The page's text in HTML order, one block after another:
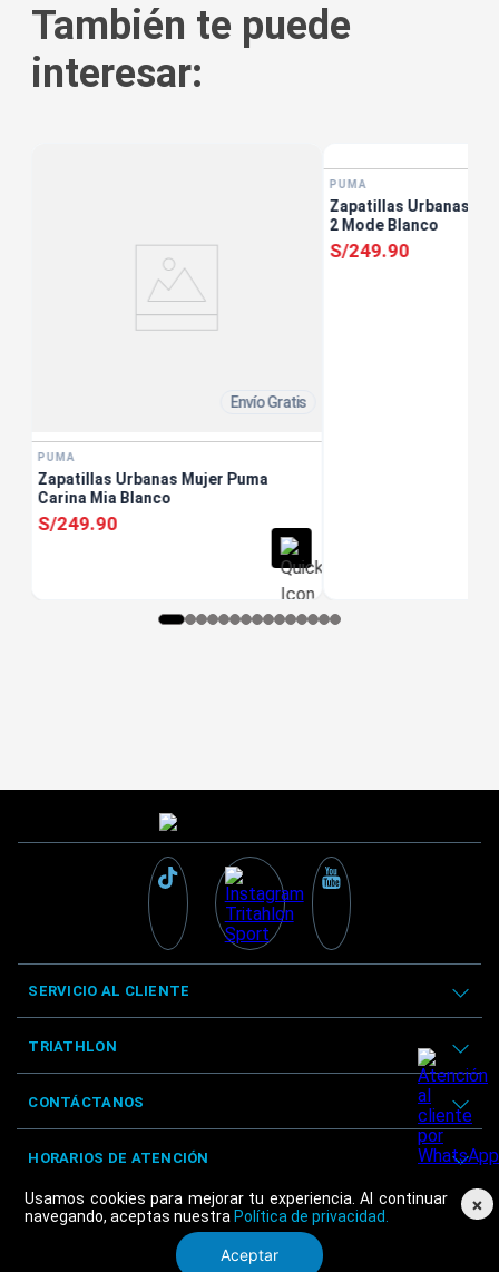
Usamos cookies para mejorar tu experiencia. Al continuar
navegando, aceptas nuestra Política de privacidad.
Aceptar
×
También te puede
interesar:
Envío Gratis
PUMA
Zapatillas Urbanas Mujer Puma
Carina Mia Blanco
S/249.90
PUMA
Zapatillas Urbanas
2 Mode Blanco
S/249.90
SERVICIO AL CLIENTE
TRIATHLON
CONTÁCTANOS
HORARIOS DE ATENCIÓN
© Triathlon 2025 - Derechos reservados